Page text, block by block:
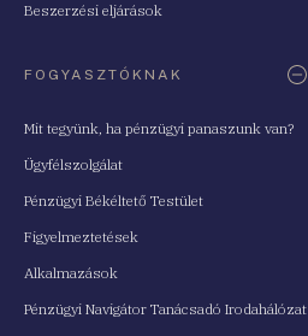
Beszerzési eljárások
FOGYASZTÓKNAK
Mit tegyünk, ha pénzügyi panaszunk van?
Ügyfélszolgálat
Pénzügyi Békéltető Testület
Figyelmeztetések
Alkalmazások
Pénzügyi Navigátor Tanácsadó Irodahálózat